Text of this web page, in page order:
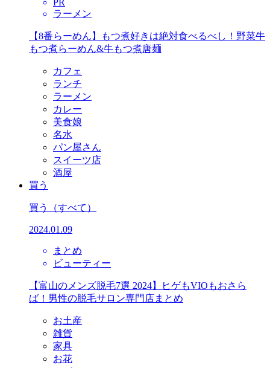
PR
ラーメン
【8番らーめん】もつ煮好きは絶対食べるべし！野菜牛
もつ煮らーめん&牛もつ煮唐麺
カフェ
ランチ
ラーメン
カレー
美食娘
名水
パン屋さん
スイーツ店
酒屋
買う
買う （すべて）
2024.01.09
まとめ
ビューティー
【富山のメンズ脱毛7選 2024】ヒゲもVIOもおさら
ば！男性の脱毛サロン専門店まとめ
お土産
雑貨
家具
お花